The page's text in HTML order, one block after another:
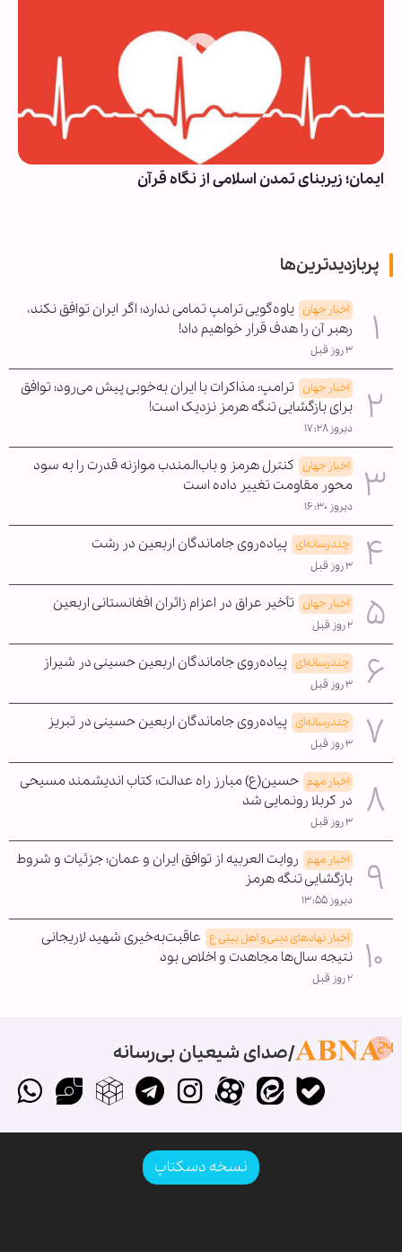
ایمان؛ زیربنای تمدن اسلامی از نگاه قرآن
پربازدیدترین‌ها
اخبار جهان یاوه‌گویی ترامپ تمامی ندارد؛ اگر ایران توافق نکند،
رهبر آن را هدف قرار خواهیم داد!
۳ روز قبل
اخبار جهان ترامپ: مذاکرات با ایران به‌خوبی پیش می‌رود؛ توافق
برای بازگشایی تنگه هرمز نزدیک است!
دیروز ۱۷:۲۸
اخبار جهان کنترل هرمز و باب‌المندب موازنه قدرت را به سود
محور مقاومت تغییر داده است
دیروز ۱۶:۳۰
چندرسانه‌ای پیاده‌روی جاماندگان اربعین در رشت
۳ روز قبل
اخبار جهان تأخیر عراق در اعزام زائران افغانستانی اربعین
۲ روز قبل
چندرسانه‌ای پیاده‌روی جاماندگان اربعین حسینی در شیراز
۳ روز قبل
چندرسانه‌ای پیاده‌روی جاماندگان اربعین حسینی در تبریز
۳ روز قبل
اخبار مهم حسین(ع) مبارز راه عدالت؛ کتاب اندیشمند مسیحی
در کربلا رونمایی شد
۳ روز قبل
اخبار مهم روایت العربیه از توافق ایران و عمان؛ جزئیات و شروط
بازگشایی تنگه هرمز
دیروز ۱۳:۵۵
اخبار نهادهای دینی و اهل بیتی ع عاقبت‌به‌خیری شهید لاریجانی
نتیجه سال‌ها مجاهدت و اخلاص بود
۲ روز قبل
صدای شیعیان بی‌رسانه
نسخه دسکتاپ